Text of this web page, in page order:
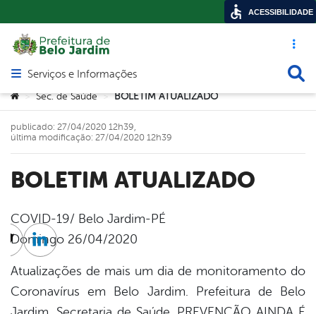
Acesso
Abrir menu principal de navegação
Serviços e Informações
Você está aqui:
> Sec. de Saúde > BOLETIM ATUALIZADO
BOLETIM ATUALIZADO
publicado: 27/04/2020 12h39,
última modificação: 27/04/2020 12h39
COVID-19/ Belo Jardim-PÉ
Domingo 26/04/2020
Atualizações de mais um dia de monitoramento do
Coronavírus em Belo Jardim. Prefeitura de Belo
TwitterLinkedin
ACESSIBILIDADE